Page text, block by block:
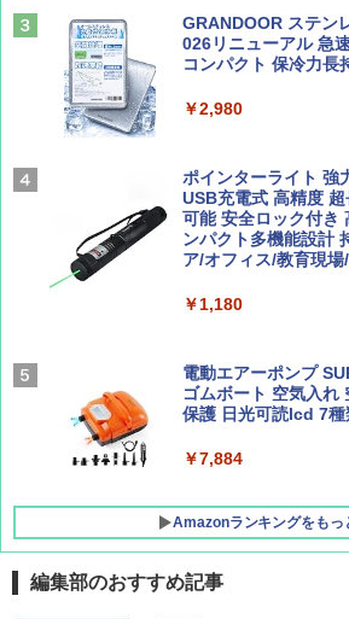
Coyote No.89 特集
AIRLINE（エアライ
集】ボーイング110
￥1,760
A26 地球の歩き方 チ
ァキア 2026～2027
新しい日本地理 地
解く (講談社現代新書
￥1,540
500002(88859)
￥5,999
ーティング フルクロ
簡単設置 ポップアッ
ュ(BC仕様) PATC-
￥9,990
イド ブラックコーテ
ッシュ 4人用 簡単設
ATCW-150B エクル
￥-
GRANDOOR ステン
026リニューアル 急
コンパクト 保冷力長
￥2,980
ポインターライト 強
USB充電式 高精度
可能 安全ロック付き
ンパクト多機能設計
ア/オフィス/教育現
￥1,180
電動エアーポンプ
ゴムボート 空気入れ
保護 日光可読lcd 7種
￥7,884
Amazonランキングをもっ
編集部のおすすめ記事